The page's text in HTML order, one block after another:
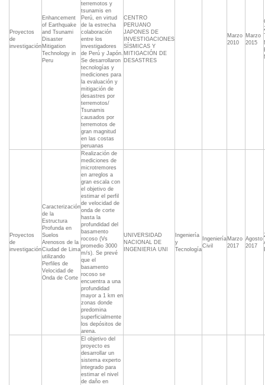
Proyectos
de
investigación
Enhancement
of Earthquake
and Tsunami
Disaster
Mitigation
Technology in
Peru
terremotos y
tsunamis en
Perú, en virtud
de la estrecha
colaboración
entre los
investigadores
de Perú y Japón.
Se desarrollaron
tecnologías y
mediciones para
la evaluación y
mitigación de
desastres por
terremotos/
Tsunamis
causados por
terremotos de
gran magnitud
en las costas
peruanas
CENTRO
PERUANO
JAPONES DE
INVESTIGACIONES
SÍSMICAS Y
MITIGACIÓN DE
DESASTRES
Marzo
2010
Marzo
2015
Proyectos
de
investigación
Caracterización
de la
Estructura
Profunda en
Suelos
Arenosos de la
Ciudad de Lima
utilizando
Perfiles de
Velocidad de
Onda de Corte
Realización de
mediciones de
microtremores
en arreglos a
gran escala con
el objetivo de
estimar el perfil
de velocidad de
onda de corte
hasta la
profundidad del
basamento
rocoso (Vs
promedio 3000
m/s). Se prevé
que el
basamento
rocoso se
encuentra a una
profundidad
mayor a 1 km en
zonas donde
predomina
superficialmente
los depósitos de
arena.
UNIVERSIDAD
NACIONAL DE
INGENIERIA UNI
Ingeniería
y
Tecnología
Ingeniería
Civil
Marzo
2017
Agosto
2017
El objetivo del
proyecto es
desarrollar un
sistema experto
integrado para
estimar el nivel
de daño en